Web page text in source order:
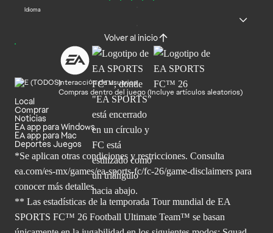
Idioma
Volver al inicio
Interacción de usuarios
Compras dentro del juego (Incluye artículos aleatorios)
Local
Comprar
Noticias
EA app para Windows
EA app para Mac
Deportes Juegos
*Se aplican otras condiciones y restricciones. Consulta
ea.com/es-mx/games/ea-sports-fc/fc-26/game-disclaimers para
conocer más detalles.
** Las estadísticas de la temporada Tour mundial de EA
SPORTS FC™ 26 Football Ultimate Team™ se basan